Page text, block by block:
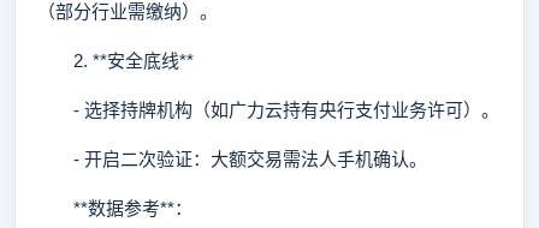
（部分行业需缴纳）。
2. **安全底线**
- 选择持牌机构（如广力云持有央行支付业务许可）。
- 开启二次验证：大额交易需法人手机确认。
**数据参考**：